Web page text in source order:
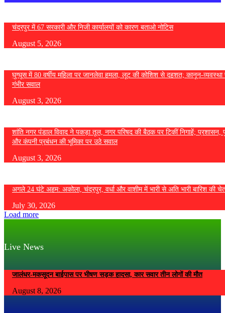
चंद्रपुर में 67 सरकारी और निजी कार्यालयों को कारण बताओ नोटिस
August 5, 2026
घुग्घूस में 80 वर्षीय महिला पर जानलेवा हमला, लूट की कोशिश से दहशत; कानून-व्यवस्था
गंभीर सवाल
August 3, 2026
शांति नगर पंडाल विवाद ने पकड़ा तूल, नगर परिषद की बैठक पर टिकीं निगाहें; प्रशासन,
और कंपनी प्रबंधन की भूमिका पर उठे सवाल
August 3, 2026
अगले 24 घंटे अहम: अकोला, चंद्रपुर, वर्धा और वाशीम में भारी से अति भारी बारिश की
July 30, 2026
Load more
Live News
जालंधर-मकसूदन बाईपास पर भीषण सड़क हादसा, कार सवार तीन लोगों की मौत
August 8, 2026